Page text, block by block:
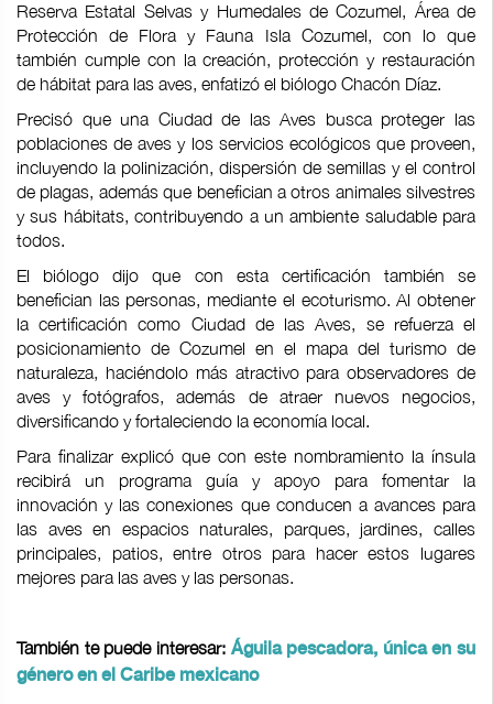
Reserva Estatal Selvas y Humedales de Cozumel, Área de
Protección de Flora y Fauna Isla Cozumel, con lo que
también cumple con la creación, protección y restauración
de hábitat para las aves, enfatizó el biólogo Chacón Díaz.
Precisó que una Ciudad de las Aves busca proteger las
poblaciones de aves y los servicios ecológicos que proveen,
incluyendo la polinización, dispersión de semillas y el control
de plagas, además que benefician a otros animales silvestres
y sus hábitats, contribuyendo a un ambiente saludable para
todos.
El biólogo dijo que con esta certificación también se
benefician las personas, mediante el ecoturismo. Al obtener
la certificación como Ciudad de las Aves, se refuerza el
posicionamiento de Cozumel en el mapa del turismo de
naturaleza, haciéndolo más atractivo para observadores de
aves y fotógrafos, además de atraer nuevos negocios,
diversificando y fortaleciendo la economía local.
Para finalizar explicó que con este nombramiento la ínsula
recibirá un programa guía y apoyo para fomentar la
innovación y las conexiones que conducen a avances para
las aves en espacios naturales, parques, jardines, calles
principales, patios, entre otros para hacer estos lugares
mejores para las aves y las personas.
También te puede interesar: Águila pescadora, única en su
género en el Caribe mexicano